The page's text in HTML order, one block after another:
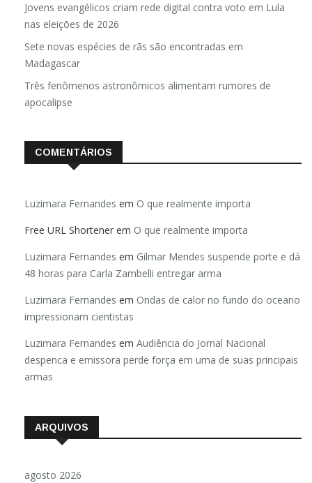
Jovens evangélicos criam rede digital contra voto em Lula
nas eleições de 2026
Sete novas espécies de rãs são encontradas em
Madagascar
Três fenômenos astronômicos alimentam rumores de
apocalipse
COMENTÁRIOS
Luzimara Fernandes em O que realmente importa
Free URL Shortener em O que realmente importa
Luzimara Fernandes em Gilmar Mendes suspende porte e dá
48 horas para Carla Zambelli entregar arma
Luzimara Fernandes em Ondas de calor no fundo do oceano
impressionam cientistas
Luzimara Fernandes em Audiência do Jornal Nacional
despenca e emissora perde força em uma de suas principais
armas
ARQUIVOS
agosto 2026